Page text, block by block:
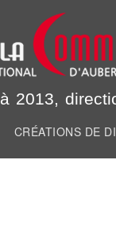
de
2013,
CRÉATIONS DE